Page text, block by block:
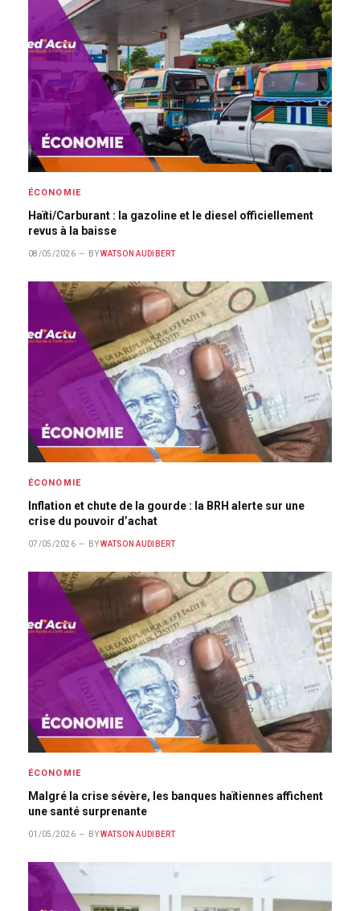
ÉCONOMIE
Haïti/Carburant : la gazoline et le diesel officiellement
revus à la baisse
08/05/2026 BY WATSON AUDIBERT
ÉCONOMIE
Inflation et chute de la gourde : la BRH alerte sur une
crise du pouvoir d’achat
07/05/2026 BY WATSON AUDIBERT
ÉCONOMIE
Malgré la crise sévère, les banques haïtiennes affichent
une santé surprenante
01/05/2026 BY WATSON AUDIBERT